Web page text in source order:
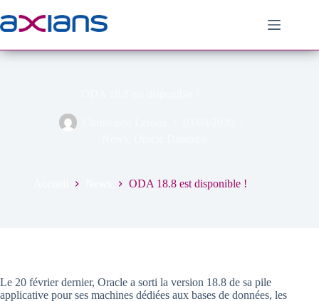
au
contenu
ODA 18.8 est disponible !
Le 20 février dernier, Oracle a sorti la version 18.8 de sa pile
applicative pour ses machines dédiées aux bases de données, les